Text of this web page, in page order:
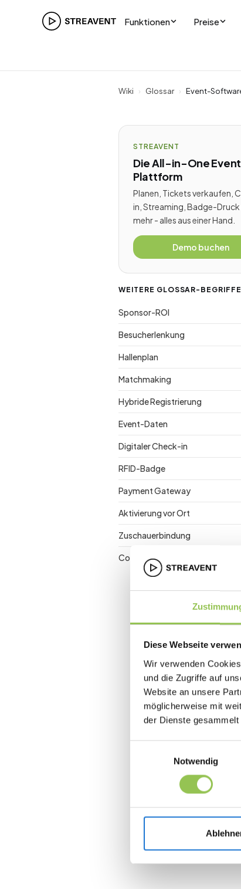
Diese Webseite
Wir verwenden
und die Zugriffe auf
Website an unsere
möglicherweise mit
der Dienste gesammelt
Notwendig
Funktionen Preise
Wiki › Glossar › Event-
STREAVENT
Die All-in-One
Plattform
Planen, Tickets verkaufen,
in, Streaming, Badge-Druck
mehr - alles aus einer Hand.
Demo buchen
WEITERE GLOSSAR-BEGRIFFE
Sponsor-ROI
Besucherlenkung
Hallenplan
Matchmaking
Hybride Registrierung
Event-Daten
Digitaler Check-in
RFID-Badge
Payment Gateway
Aktivierung vor Ort
Zuschauerbindung
Conversion Rate